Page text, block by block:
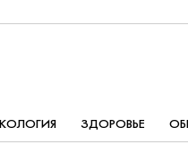
ЗДОРОВЬЕ